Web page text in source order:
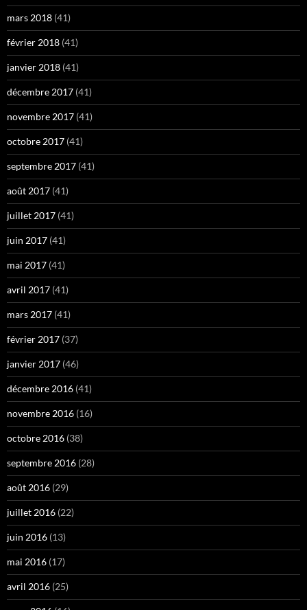
mars 2018 (41)
février 2018 (41)
janvier 2018 (41)
décembre 2017 (41)
novembre 2017 (41)
octobre 2017 (41)
septembre 2017 (41)
août 2017 (41)
juillet 2017 (41)
juin 2017 (41)
mai 2017 (41)
avril 2017 (41)
mars 2017 (41)
février 2017 (37)
janvier 2017 (46)
décembre 2016 (41)
novembre 2016 (16)
octobre 2016 (38)
septembre 2016 (28)
août 2016 (29)
juillet 2016 (22)
juin 2016 (13)
mai 2016 (17)
avril 2016 (25)